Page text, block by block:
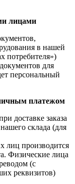
лицами
в нашей
потребителя»)
для
персональный
платежом
доставке заказа
склада (для
лиц производится
Физические лица
(с
реквизитов)